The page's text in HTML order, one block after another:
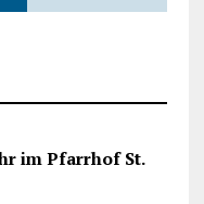
im Pfarrhof St.